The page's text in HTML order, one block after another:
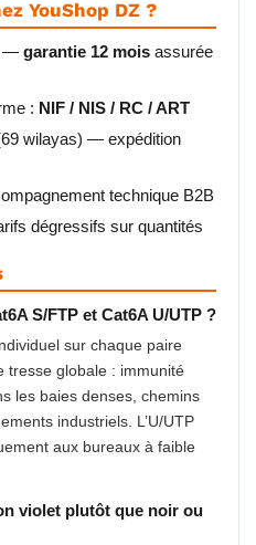
YouShop DZ ?
— garantie 12 mois assurée
: NIF / NIS / RC / ART
wilayas) — expédition
technique B2B
dégressifs sur quantités
S/FTP et Cat6A U/UTP ?
sur chaque paire
tresse globale : immunité
les baies denses, chemins
industriels. L’U/UTP
aux bureaux à faible
violet plutôt que noir ou